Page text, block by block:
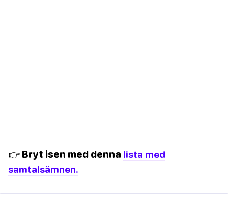
👉 Bryt isen med denna lista med
samtalsämnen.